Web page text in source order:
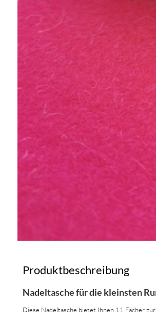
Produktbeschreibung
Nadeltasche für die kleinsten
Diese Nadeltasche bietet Ihnen 11 Fächer